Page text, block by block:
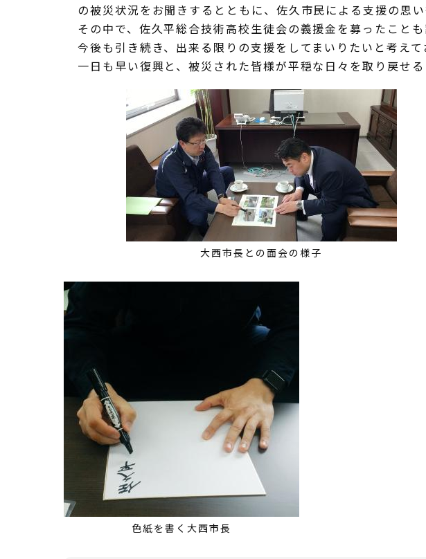
の被災状況をお聞きするとともに、佐久市民による支援の思い
その中で、佐久平総合技術高校生徒会の義援金を募ったこと
今後も引き続き、出来る限りの支援をしてまいりたいと考えて
一日も早い復興と、被災された皆様が平穏な日々を取り戻せる
大西市長との面会の様子
色紙を書く大西市長